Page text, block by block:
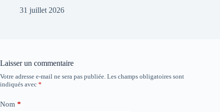
31 juillet 2026
Laisser un commentaire
Votre adresse e-mail ne sera pas publiée. Les champs obligatoires sont
indiqués avec *
Nom *